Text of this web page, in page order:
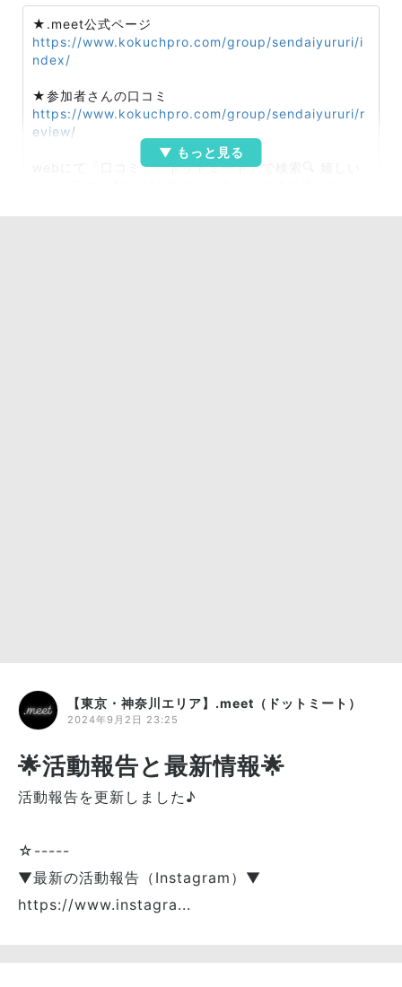
★.meet公式ページ
https://www.kokuchpro.com/group/sendaiyururi/i
ndex/
★参加者さんの口コミ
https://www.kokuchpro.com/group/sendaiyururi/r
eview/
webにて「口コミ」「ドットミート」で検索🔍️ 嬉しい
ながっていて勧誘目的で交流会を開いていることに気づ
き残念な気持ちになった
たい！困ったときに相談できる居場所をつくりたい！
そんな思いで今も運営しています！
ご参加お待ちしています(*^^*)
【東京・神奈川エリア】.meet（ドットミート）
2024年9月2日 23:25
🌟活動報告と最新情報🌟
活動報告を更新しました♪
☆-----
▼最新の活動報告（Instagram）▼
https://www.instagra...